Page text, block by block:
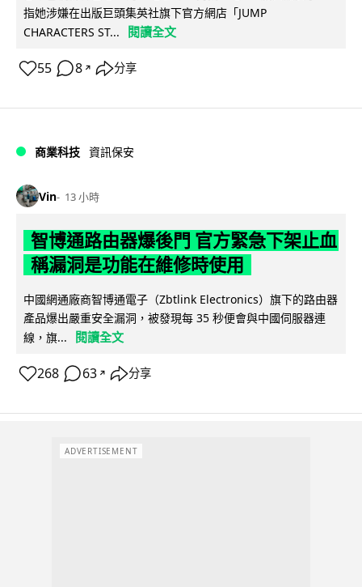
指她涉嫌在出版巨頭集英社旗下官方網店「JUMP
CHARACTERS ST...
閱讀全文
55 8 ↗ 分享
商業科技 資訊保安
Vin 13 小時
智博通路由器爆後門 官方緊急下架止血
稱漏洞是功能在維修時使用
中國網通廠商智博通電子（Zbtlink Electronics）旗下的路由器
產品爆出嚴重安全漏洞，被發現每 35 秒便會與中國伺服器連
線，旗...
閱讀全文
268 63 ↗ 分享
ADVERTISEMENT